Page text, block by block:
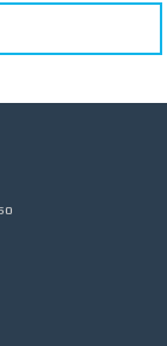
Agricola a
e Web